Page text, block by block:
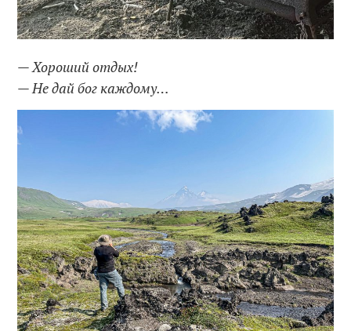
— Хороший отдых!
— Не дай бог каждому…